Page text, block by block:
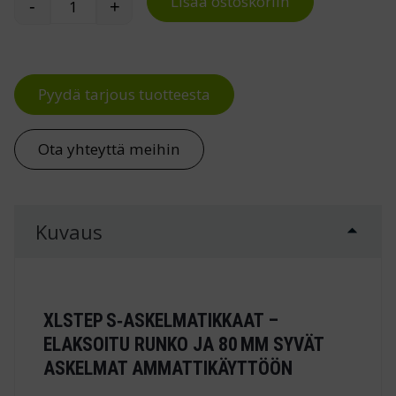
XLstep S askelmatikkaat määrä
- +
Pyydä tarjous tuotteesta
Ota yhteyttä meihin
Kuvaus
XLSTEP S‑ASKELMATIKKAAT –
ELAKSOITU RUNKO JA 80 MM SYVÄT
ASKELMAT AMMATTIKÄYTTÖÖN